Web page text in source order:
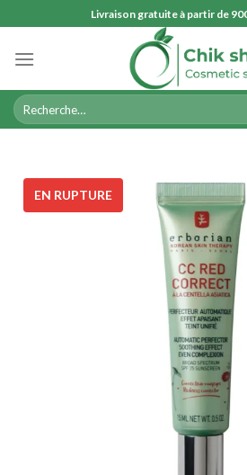
to
content
Livraison gratuite à partir de
Recherche
pour :
EN RUPTURE